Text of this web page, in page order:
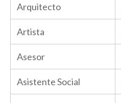
Arquitecto
Artista
Asesor
Asistente Social